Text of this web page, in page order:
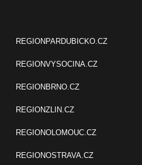
REGIONPARDUBICKO.CZ
REGIONVYSOCINA.CZ
REGIONBRNO.CZ
REGIONZLIN.CZ
REGIONOLOMOUC.CZ
REGIONOSTRAVA.CZ